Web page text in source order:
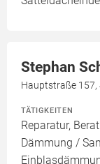
Stephan
Hauptstraße 157,
TÄTIGKEITEN
Reparatur,
Dämmung /